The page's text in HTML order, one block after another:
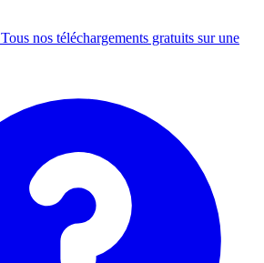
Tous nos téléchargements gratuits sur une